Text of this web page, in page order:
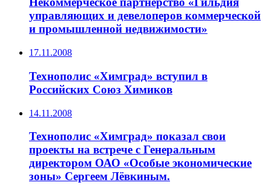
управляющих и девелоперов коммерческой
и промышленной недвижимости»
17.11.2008
Технополис «Химград» вступил в
Российских Союз Химиков
14.11.2008
Технополис «Химград» показал свои
проекты на встрече с Генеральным
директором ОАО «Особые экономические
зоны» Сергеем Лёвкиным.